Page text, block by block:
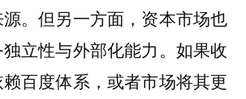
。但另一方面，资本市场也
立性与外部化能力。如果收
百度体系，或者市场将其更